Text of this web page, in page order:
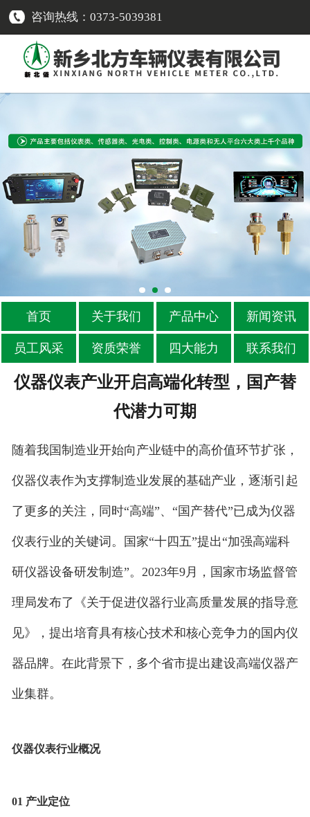
咨询热线：0373-5039381
首页 关于我们 产品中心 新闻资讯
员工风采 资质荣誉 四大能力 联系我们
仪器仪表产业开启高端化转型，国产替
代潜力可期
随着我国制造业开始向产业链中的高价值环节扩张，
仪器仪表作为支撑制造业发展的基础产业，逐渐引起
了更多的关注，同时“高端”、“国产替代”已成为仪器
仪表行业的关键词。国家“十四五”提出“加强高端科
研仪器设备研发制造”。2023年9月，国家市场监督管
理局发布了《关于促进仪器行业高质量发展的指导意
见》，提出培育具有核心技术和核心竞争力的国内仪
器品牌。在此背景下，多个省市提出建设高端仪器产
业集群。
仪器仪表行业概况
01 产业定位